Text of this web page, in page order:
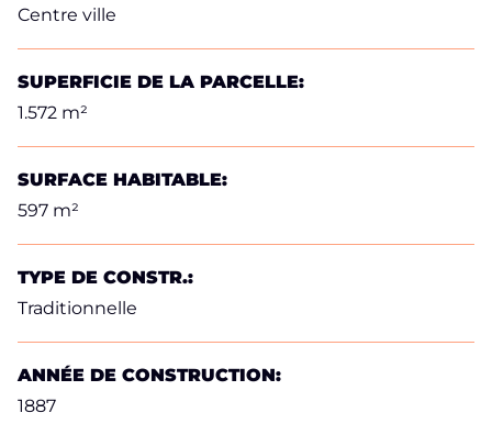
Centre ville
SUPERFICIE DE LA PARCELLE:
1.572 m²
SURFACE HABITABLE:
597 m²
TYPE DE CONSTR.:
Traditionnelle
ANNÉE DE CONSTRUCTION:
1887